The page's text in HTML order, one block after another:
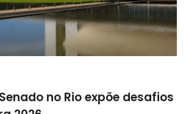
no Rio expõe desafios